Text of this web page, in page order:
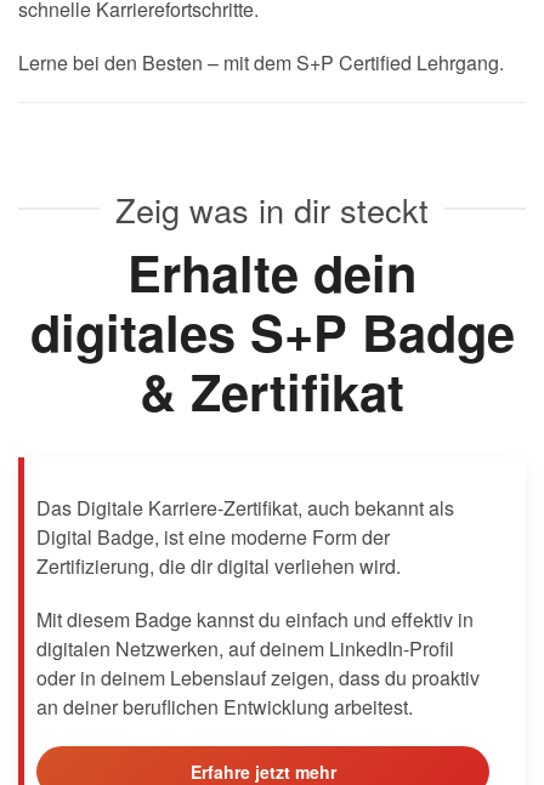
schnelle Karrierefortschritte.
Lerne bei den Besten – mit dem S+P Certified Lehrgang.
Zeig was in dir steckt
Erhalte dein
digitales S+P Badge
& Zertifikat
Das Digitale Karriere-Zertifikat, auch bekannt als
Digital Badge, ist eine moderne Form der
Zertifizierung, die dir digital verliehen wird.
Mit diesem Badge kannst du einfach und effektiv in
digitalen Netzwerken, auf deinem LinkedIn-Profil
oder in deinem Lebenslauf zeigen, dass du proaktiv
an deiner beruflichen Entwicklung arbeitest.
Erfahre jetzt mehr